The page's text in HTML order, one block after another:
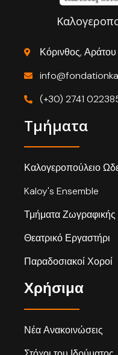
Κόρινθος,
(+30) 2741
Τμήματα
Καλογεροπούλειο
Kaloy's Ensemble
Τμήματα Ζωγραφικής
Θεατρικό Εργαστήρι
Παραδοσιακοί Χοροί
Χρήσιμα
Νέα Ανακοινώσεις